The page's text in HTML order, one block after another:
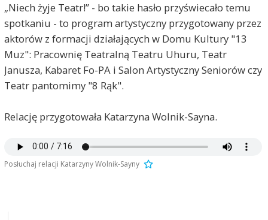
„Niech żyje Teatr!” - bo takie hasło przyświecało temu
spotkaniu - to program artystyczny przygotowany przez
aktorów z formacji działających w Domu Kultury "13
Muz": Pracownię Teatralną Teatru Uhuru, Teatr
Janusza, Kabaret Fo-PA i Salon Artystyczny Seniorów czy
Teatr pantomimy "8 Rąk".
Relację przygotowała Katarzyna Wolnik-Sayna.
Posłuchaj relacji Katarzyny Wolnik-Sayny